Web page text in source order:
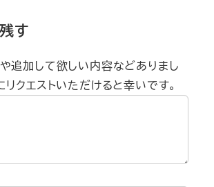
す
追加して欲しい内容などありまし
リクエストいただけると幸いです。